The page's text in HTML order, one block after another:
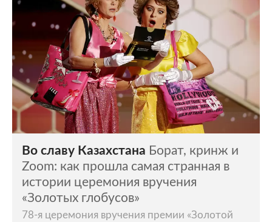
Во славу Казахстана Борат, кринж и
Zoom: как прошла самая странная в
истории церемония вручения
«Золотых глобусов»
78-я церемония вручения премии «Золотой